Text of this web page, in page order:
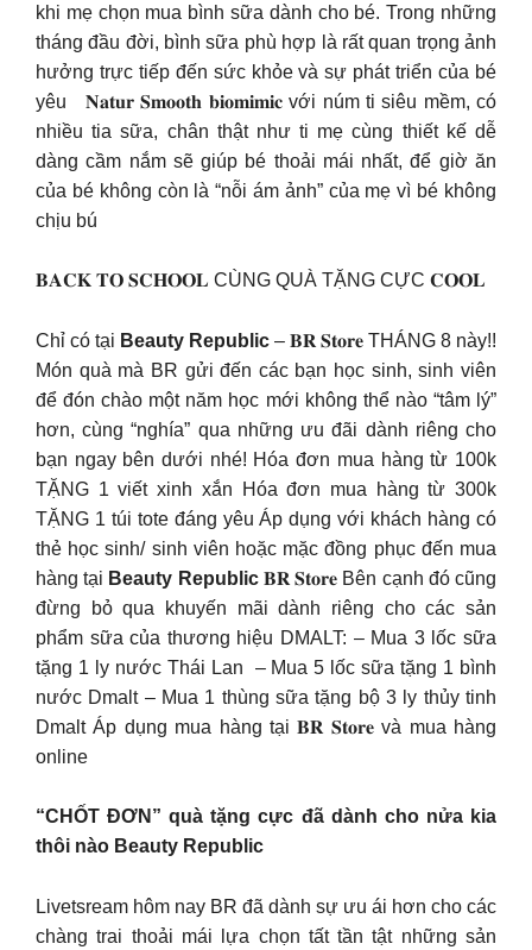
khi mẹ chọn mua bình sữa dành cho bé. Trong những
tháng đầu đời, bình sữa phù hợp là rất quan trọng ảnh
hưởng trực tiếp đến sức khỏe và sự phát triển của bé
yêu 𝐍𝐚𝐭𝐮𝐫 𝐒𝐦𝐨𝐨𝐭𝐡 𝐛𝐢𝐨𝐦𝐢𝐦𝐢𝐜 với núm ti siêu mềm, có
nhiều tia sữa, chân thật như ti mẹ cùng thiết kế dễ
dàng cầm nắm sẽ giúp bé thoải mái nhất, để giờ ăn
của bé không còn là “nỗi ám ảnh” của mẹ vì bé không
chịu bú
𝐁𝐀𝐂𝐊 𝐓𝐎 𝐒𝐂𝐇𝐎𝐎𝐋 CÙNG QUÀ TẶNG CỰC 𝐂𝐎𝐎𝐋
Chỉ có tại Beauty Republic – 𝐁𝐑 𝐒𝐭𝐨𝐫𝐞 THÁNG 8 này!!
Món quà mà BR gửi đến các bạn học sinh, sinh viên
để đón chào một năm học mới không thể nào “tâm lý”
hơn, cùng “nghía” qua những ưu đãi dành riêng cho
bạn ngay bên dưới nhé! Hóa đơn mua hàng từ 100k
TẶNG 1 viết xinh xắn Hóa đơn mua hàng từ 300k
TẶNG 1 túi tote đáng yêu Áp dụng với khách hàng có
thẻ học sinh/ sinh viên hoặc mặc đồng phục đến mua
hàng tại Beauty Republic 𝐁𝐑 𝐒𝐭𝐨𝐫𝐞 Bên cạnh đó cũng
đừng bỏ qua khuyến mãi dành riêng cho các sản
phẩm sữa của thương hiệu DMALT: – Mua 3 lốc sữa
tặng 1 ly nước Thái Lan – Mua 5 lốc sữa tặng 1 bình
nước Dmalt – Mua 1 thùng sữa tặng bộ 3 ly thủy tinh
Dmalt Áp dụng mua hàng tại 𝐁𝐑 𝐒𝐭𝐨𝐫𝐞 và mua hàng
online
“CHỐT ĐƠN” quà tặng cực đã dành cho nửa kia
thôi nào Beauty Republic
Livetsream hôm nay BR đã dành sự ưu ái hơn cho các
chàng trai thoải mái lựa chọn tất tần tật những sản